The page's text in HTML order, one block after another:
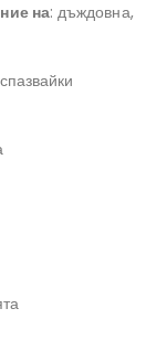
на: дъждовна,